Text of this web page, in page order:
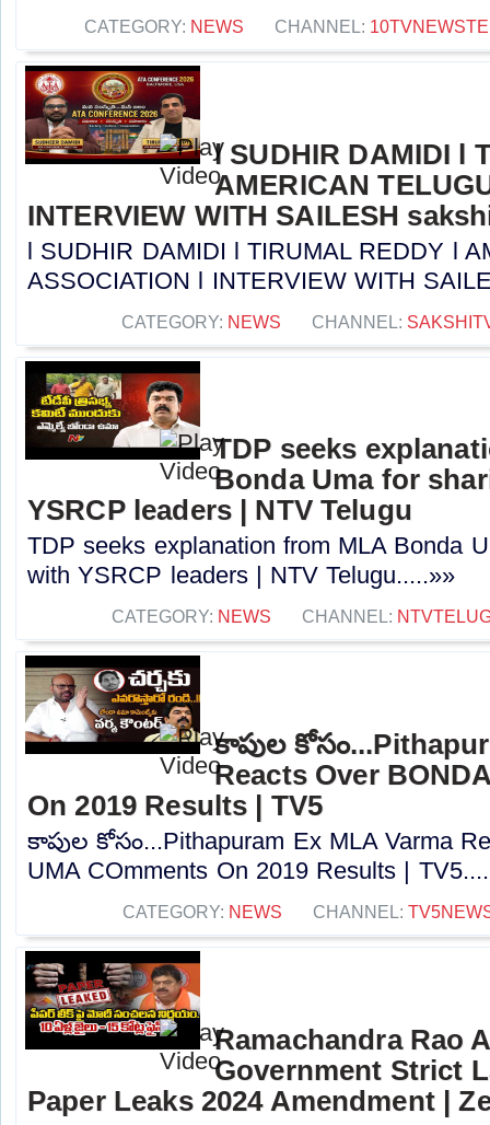
CATEGORY: NEWS CHANNEL:
l SUDHIR DAMIDI l
AMERICAN
INTERVIEW WITH SAILESH
l SUDHIR DAMIDI l TIRUMAL REDDY l
ASSOCIATION l INTERVIEW WITH
CATEGORY: NEWS CHANNEL:
TDP seeks
Bonda Uma for
YSRCP leaders | NTV Telugu
TDP seeks explanation from MLA Bonda
with YSRCP leaders | NTV Telugu.....»»
CATEGORY: NEWS CHANNEL:
కాపుల
Reacts Over
On 2019 Results | TV5
కాపుల కోసం...Pithapuram Ex MLA Varma
UMA COmments On 2019 Results |
CATEGORY: NEWS CHANNEL:
Ramachandra Rao
Government Strict
Paper Leaks 2024 Amendment |